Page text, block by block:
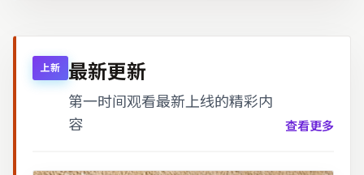
上新 最新更新
第一时间观看最新上线的精彩内
容
查看更多